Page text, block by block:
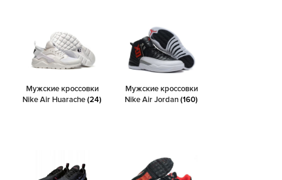
Мужские кроссовки
Nike Air Huarache(24)
Мужские кроссовки
Nike Air Jordan(160)